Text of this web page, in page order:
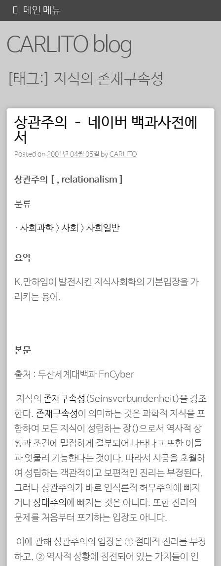
CARLITO blog
메인 메뉴
텐
[태그:] 지식의 존재구속성
포스트 내비게이션
상관주의 – 네이버 백과사전에
서
Posted on 2001년 04월 05일 byCARLITO
상관주의 [ 相關主義, relationalism ]
분류
· 사회과학 > 사회 > 사회일반
요약
K.만하임이 발전시킨 지식사회학의 기본입장을 가
리키는 용어.
본문
출처 : 두산세계대백과 EnCyber
지식의 존재구속성 (Seinsverbundenheit)을 강조
한다. 존재구속성이 의미하는 것은 과학적 지식을 포
함하여 모든 지식이 성립하는 장(場)으로서 역사적 상
황과 조건에 밀접하게 결부되어 나타나고 또한 이들
과 엇물려 기능한다는 것이다. 따라서 시공을 초월하
여 성립하는 객관적이고 보편적인 진리는 부정된다.
그러나 상관주의가 바로 인식론적 허무주의에 빠지
거나상대주의에 빠지는 것은 아니다. 또한 진리의
문제를 처음부터 포기하는 입장도 아니다.
이에 관해 상관주의의 입장은 ① 절대적 진리를 부정
하고, ② 역사적 상황에 침전되어 있는 가치들이 인